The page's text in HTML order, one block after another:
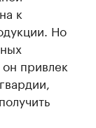
к
Но
он привлек